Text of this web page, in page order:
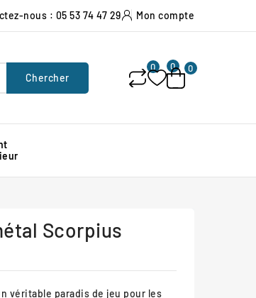
nous : 05 53 74 47 29 Mon compte
Chercher
0 0 0
Scorpius
véritable paradis de jeu pour les